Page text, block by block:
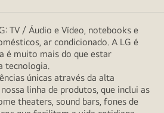
TV / Áudio e Vídeo, notebooks e
ar condicionado. A LG é
é muito mais do que estar
tecnologia.
únicas através da alta
linha de produtos, que inclui as
theaters, sound bars, fones de